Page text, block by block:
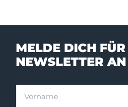
MELDE DICH
NEWSLETTER AN